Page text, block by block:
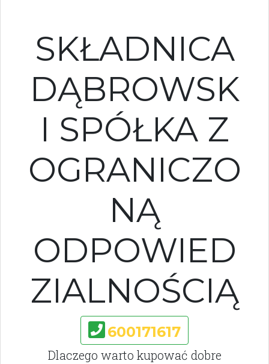
SKŁADNICA
DĄBROWSK
I SPÓŁKA Z
OGRANICZO
NĄ
ODPOWIED
ZIALNOŚCIĄ
600171617
Dlaczego warto kupować dobre